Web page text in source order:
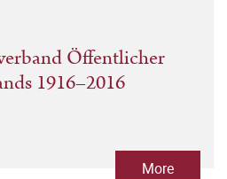
Öffentlicher
1916–2016
More